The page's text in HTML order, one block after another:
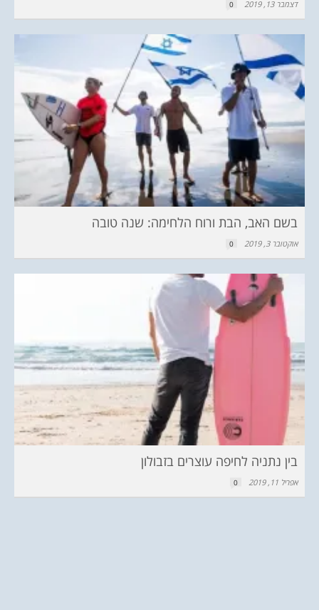
דצמבר 13, 2019 0
בשם האב, הבת ורוח הלחימה: שנה טובה
אוקטובר 3, 2019 0
בין נתניה לחיפה עוצרים בזבולון
אפריל 11, 2019 0